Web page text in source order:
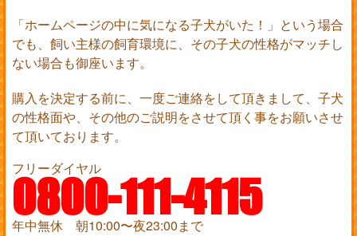
「ホームページの中に気になる子犬がいた！」という場合
でも、飼い主様の飼育環境に、その子犬の性格がマッチし
ない場合も御座います。
購入を決定する前に、一度ご連絡をして頂きまして、子犬
の性格面や、その他のご説明をさせて頂く事をお願いさせ
て頂いております。
フリーダイヤル
0800-111-4115
年中無休 朝10:00〜夜23:00まで